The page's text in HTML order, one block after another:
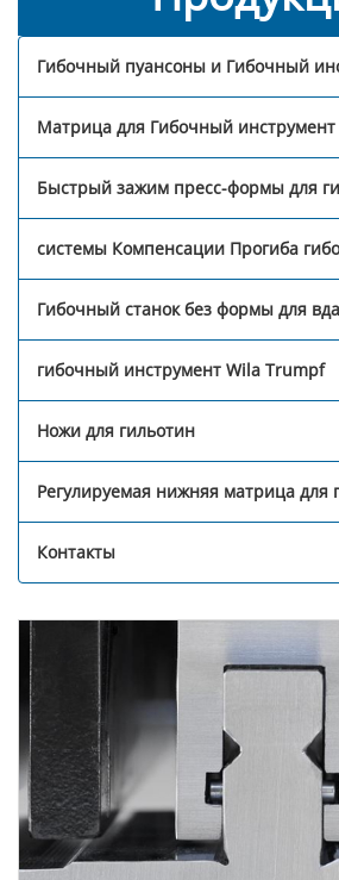
Гибочный пуансоны и Гибочный
Матрица для Гибочный инструмент
Быстрый зажим пресс-формы для
системы Компенсации Прогиба
Гибочный станок без формы для
гибочный инструмент Wila Trumpf
Ножи для гильотин
Регулируемая нижняя матрица
Контакты